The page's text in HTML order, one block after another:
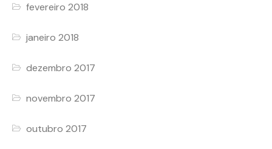
fevereiro 2018
janeiro 2018
dezembro 2017
novembro 2017
outubro 2017